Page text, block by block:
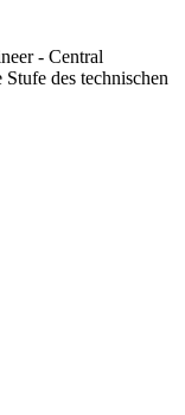
- Central
des technischen